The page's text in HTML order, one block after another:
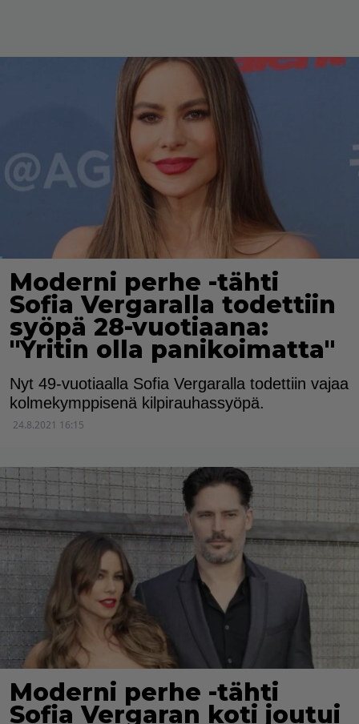
Moderni perhe -tähti
Sofia Vergaralla todettiin
syöpä 28-vuotiaana:
"Yritin olla panikoimatta"
Nyt 49-vuotiaalla Sofia Vergaralla todettiin vajaa
kolmekymppisenä kilpirauhassyöpä.
24.8.2021 16:15
Moderni perhe -tähti
Sofia Vergaran koti joutui